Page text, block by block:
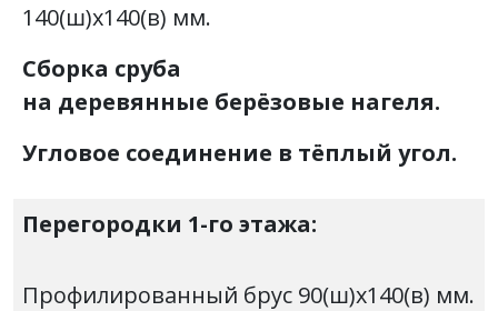
140(ш)х140(в) мм.
Сборка сруба
на деревянные берёзовые нагеля.
Угловое соединение в тёплый угол.
Перегородки 1-го этажа:
Профилированный брус 90(ш)х140(в) мм.